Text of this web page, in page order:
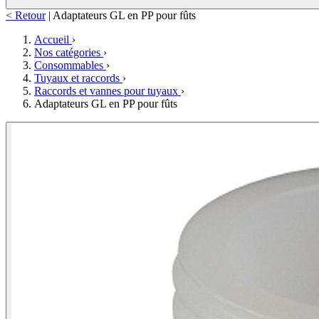
< Retour | Adaptateurs GL en PP pour fûts
Accueil ›
Nos catégories ›
Consommables ›
Tuyaux et raccords ›
Raccords et vannes pour tuyaux ›
Adaptateurs GL en PP pour fûts